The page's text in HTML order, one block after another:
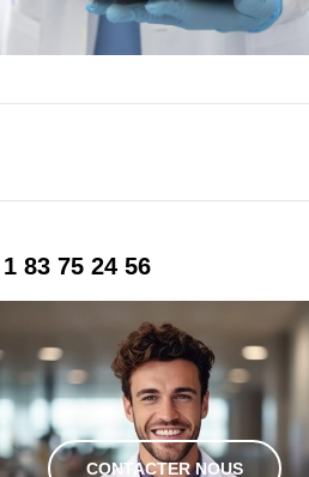
83 75 24 56
CONTACTER NOUS